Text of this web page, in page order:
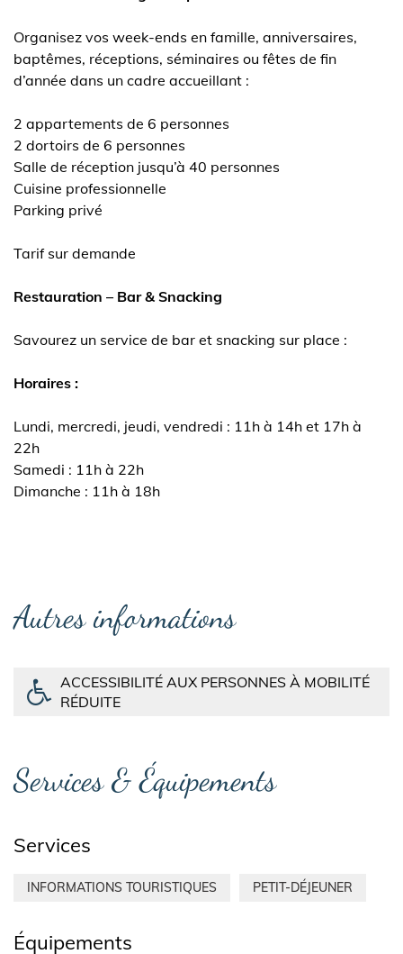
Organisez vos week-ends en famille, anniversaires,
baptêmes, réceptions, séminaires ou fêtes de fin
d’année dans un cadre accueillant :
2 appartements de 6 personnes
2 dortoirs de 6 personnes
Salle de réception jusqu’à 40 personnes
Cuisine professionnelle
Parking privé
Tarif sur demande
Restauration – Bar & Snacking
Savourez un service de bar et snacking sur place :
Horaires :
Lundi, mercredi, jeudi, vendredi : 11h à 14h et 17h à
22h
Samedi : 11h à 22h
Dimanche : 11h à 18h
Autres informations
ACCESSIBILITÉ AUX PERSONNES À MOBILITÉ
RÉDUITE
Services & Équipements
Services
INFORMATIONS TOURISTIQUES PETIT-DÉJEUNER
Équipements